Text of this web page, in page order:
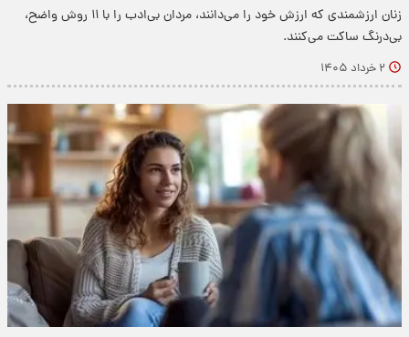
زنان ارزشمندی که ارزش خود را می‌دانند، مردان بی‌ادب را با ۱۱ روش واضح،
بی‌درنگ ساکت می‌کنند.
۲ خرداد ۱۴۰۵